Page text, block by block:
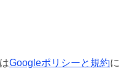
Googleポリシーと規約に